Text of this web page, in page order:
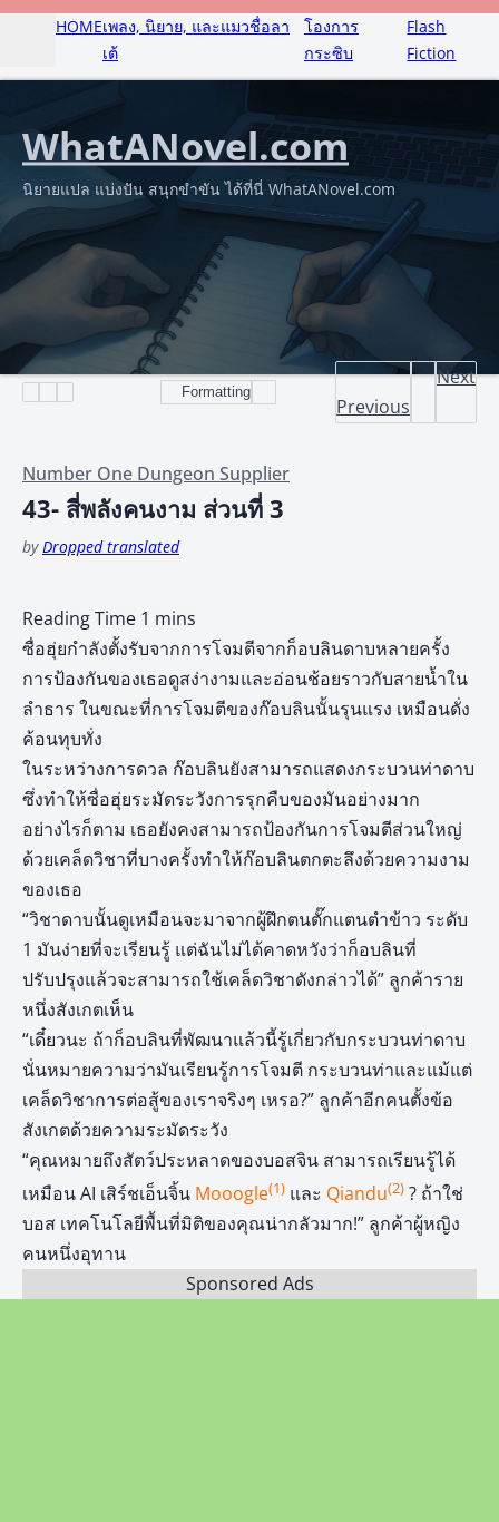
HOMEเพลง, นิยาย, และแมวชื่อลา
เต้
โองการ
กระซิบ
Flash
Fiction
WhatANovel.com
นิยายแปล แบ่งปัน สนุกขำขัน ได้ที่นี่ WhatANovel.com
Formatting
Previous
Next
Number One Dungeon Supplier
43- สี่พลังคนงาม ส่วนที่ 3
byDropped translated
ซื่อฮุ่ยกำลังตั้งรับจากการโจมตีจากก็อบลินดาบหลายครั้ง
การป้องกันของเธอดูสง่างามและอ่อนช้อยราวกับสายน้ำใน
ลำธาร ในขณะที่การโจมตีของก๊อบลินนั้นรุนแรง เหมือนดั่ง
ค้อนทุบทั่ง
ในระหว่างการดวล ก๊อบลินยังสามารถแสดงกระบวนท่าดาบ
ซึ่งทำให้ซื่อฮุ่ยระมัดระวังการรุกคืบของมันอย่างมาก
อย่างไรก็ตาม เธอยังคงสามารถป้องกันการโจมตีส่วนใหญ่
ด้วยเคล็ดวิชาที่บางครั้งทำให้ก๊อบลินตกตะลึงด้วยความงาม
ของเธอ
“วิชาดาบนั้นดูเหมือนจะมาจากผู้ฝึกตนตั๊กแตนตำข้าว ระดับ
1 มันง่ายที่จะเรียนรู้ แต่ฉันไม่ได้คาดหวังว่าก็อบลินที่
ปรับปรุงแล้วจะสามารถใช้เคล็ดวิชาดังกล่าวได้” ลูกค้าราย
หนึ่งสังเกตเห็น
“เดี๋ยวนะ ถ้าก็อบลินที่พัฒนาแล้วนี้รู้เกี่ยวกับกระบวนท่าดาบ
นั่นหมายความว่ามันเรียนรู้การโจมตี กระบวนท่าและแม้แต่
เคล็ดวิชาการต่อสู้ของเราจริงๆ เหรอ?” ลูกค้าอีกคนตั้งข้อ
สังเกตด้วยความระมัดระวัง
“คุณหมายถึงสัตว์ประหลาดของบอสจิน สามารถเรียนรู้ได้
เหมือน AI เสิร์ชเอ็นจิ้น Mooogle(1) และ Qiandu(2) ? ถ้าใช่
บอส เทคโนโลยีพื้นที่มิติของคุณน่ากลัวมาก!” ลูกค้าผู้หญิง
คนหนึ่งอุทาน
Sponsored Ads